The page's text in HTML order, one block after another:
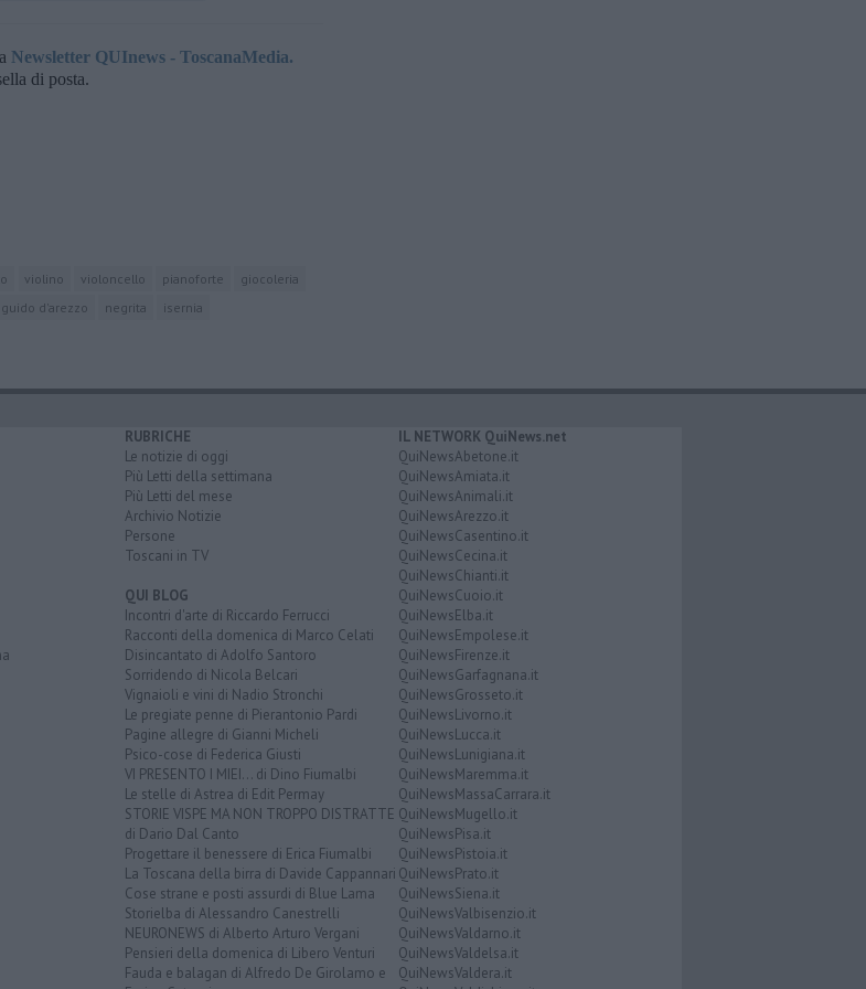
Newsletter QUInews - ToscanaMedia.
di posta.
violino violoncello pianoforte
giocoleria
guido d'arezzo negrita isernia
RUBRICHE
Le notizie di oggi
Più Letti della settimana
Più Letti del mese
Archivio Notizie
Persone
Toscani in TV
QUI BLOG
Incontri d'arte di Riccardo Ferrucci
Racconti della domenica di Marco Celati
Disincantato di Adolfo Santoro
Sorridendo di Nicola Belcari
Vignaioli e vini di Nadio Stronchi
Le pregiate penne di Pierantonio Pardi
Pagine allegre di Gianni Micheli
Psico-cose di Federica Giusti
VI PRESENTO I MIEI... di Dino Fiumalbi
Le stelle di Astrea di Edit Permay
STORIE VISPE MA NON TROPPO DISTRATTE
di Dario Dal Canto
Progettare il benessere di Erica Fiumalbi
La Toscana della birra di Davide Cappannari
Cose strane e posti assurdi di Blue Lama
Storielba di Alessandro Canestrelli
NEURONEWS di Alberto Arturo Vergani
Pensieri della domenica di Libero Venturi
Fauda e balagan di Alfredo De Girolamo e
IL NETWORK QuiNews.net
QuiNewsAbetone.it
QuiNewsAmiata.it
QuiNewsAnimali.it
QuiNewsArezzo.it
QuiNewsCasentino.it
QuiNewsCecina.it
QuiNewsChianti.it
QuiNewsCuoio.it
QuiNewsElba.it
QuiNewsEmpolese.it
QuiNewsFirenze.it
QuiNewsGarfagnana.it
QuiNewsGrosseto.it
QuiNewsLivorno.it
QuiNewsLucca.it
QuiNewsLunigiana.it
QuiNewsMaremma.it
QuiNewsMassaCarrara.it
QuiNewsMugello.it
QuiNewsPisa.it
QuiNewsPistoia.it
QuiNewsPrato.it
QuiNewsSiena.it
QuiNewsValbisenzio.it
QuiNewsValdarno.it
QuiNewsValdelsa.it
QuiNewsValdera.it